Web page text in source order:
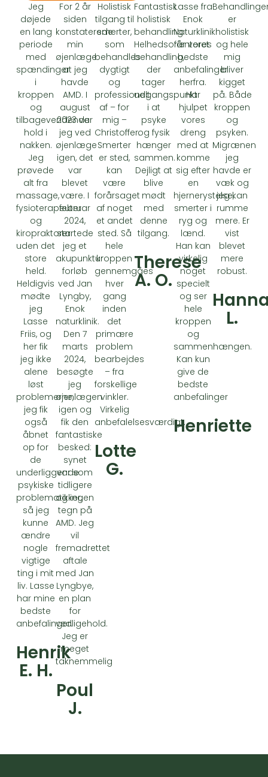
Jeg
døjede
en lang
periode
med
spændinger
i
kroppen
og
tilbagevendende
hold i
nakken.
Jeg
prøvede
alt fra
massage,
fysioterapeuter
og
kiropraktorer
uden det
store
held.
Heldigvis
mødte
jeg
Lasse
Friis, og
her fik
jeg ikke
alene
løst
problemerne,
jeg fik
også
åbnet
op for
de
underliggende
psykiske
problematikker,
så jeg
kunne
ændre
nogle
vigtige
ting i mit
liv. Lasse
har mine
bedste
anbefalinger.
Henrik
E. H.
For 2 år
siden
konstaterede
min
øjenlæge
at jeg
havde
AMD. I
august
2023 var
jeg ved
øjenlæge
igen, det
var
blevet
være. I
februar
2024,
startede
jeg et
akupunktur
forløb
ved Jan
Lyngby,
Enok
naturklinik.
Den 7
marts
2024,
besøgte
jeg
øjenlægen
igen og
fik den
fantastiske
besked:
synet
var som
tidligere
og ingen
tegn på
AMD. Jeg
vil
fremadrettet
aftale
med Jan
Lyngbye,
en plan
for
vedligehold.
Jeg er
meget
taknemmelig
Poul
J.
Holistisk
tilgang til
smerter,
som
behandles
dygtigt
og
professionelt
af – for
mig –
Christoffer.
Smerter
er sted,
kan
være
forårsaget
af noget
et andet
sted. Så
hele
kroppen
gennemgåes
hver
gang
inden
det
primære
problem
bearbejdes
– fra
forskellige
vinkler.
Virkelig
anbefalelsesværdigt.
Lotte
G.
Fantastisk
holistisk
behandling.
Helhedsorienteret
behandling,
der
tager
udgangspunkt
i at
psyke
og fysik
hænger
sammen.
Dejligt at
blive
mødt
med
denne
tilgang.
Therese
A. O.
Lasse fra
Enok
Naturklinik
får vores
bedste
anbefalinger
herfra.
Har
hjulpet
vores
dreng
med at
komme
sig efter
en
hjernerystelse,
smerter i
ryg og
lænd.
Han kan
virkelig
noget
specielt
og ser
hele
kroppen
og
sammenhængen.
Kan kun
give de
bedste
anbefalinger
Henriette
er
holistisk
og hele
mig
bliver
kigget
på. Både
kroppen
og
psyken.
Migrænen
jeg
havde er
væk og
jeg kan
rumme
mere. Er
vist
blevet
mere
robust.
L.